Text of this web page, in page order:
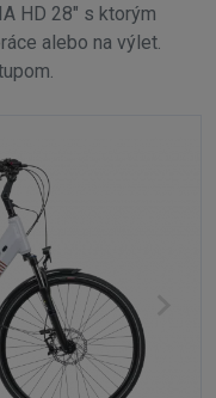
HD 28" s ktorým
alebo na výlet.